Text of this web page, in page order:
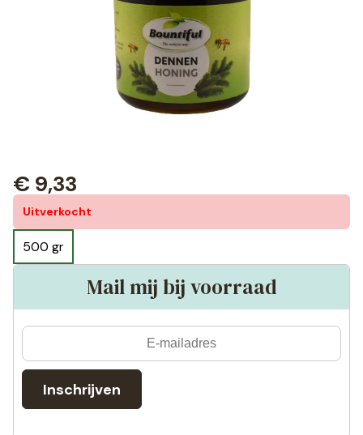
Uitverkocht
500 gr
€ 9,33
Mail mij bij voorraad
Inschrijven